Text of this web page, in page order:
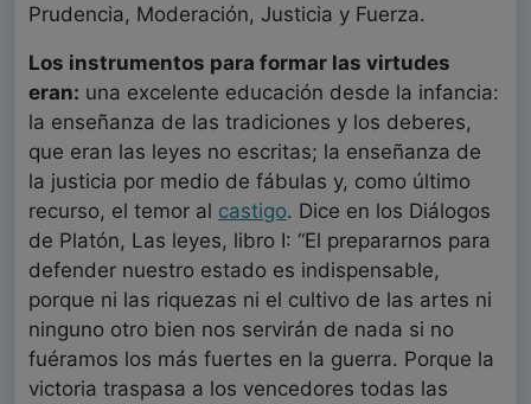
Prudencia, Moderación, Justicia y Fuerza.
Los instrumentos para formar las virtudes
eran: una excelente educación desde la infancia:
la enseñanza de las tradiciones y los deberes,
que eran las leyes no escritas; la enseñanza de
la justicia por medio de fábulas y, como último
recurso, el temor al castigo. Dice en los Diálogos
de Platón, Las leyes, libro I: “El prepararnos para
defender nuestro estado es indispensable,
porque ni las riquezas ni el cultivo de las artes ni
ninguno otro bien nos servirán de nada si no
fuéramos los más fuertes en la guerra. Porque la
victoria traspasa a los vencedores todas las